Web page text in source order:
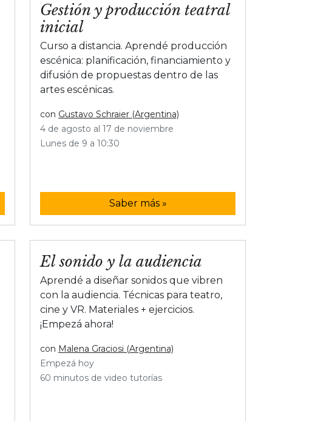
Gestión y producción teatral
inicial
Curso a distancia. Aprendé producción
escénica: planificación, financiamiento y
difusión de propuestas dentro de las
artes escénicas.
con Gustavo Schraier (Argentina)
4 de agosto al 17 de noviembre
Lunes de 9 a 10:30
Saber más »
El sonido y la audiencia
Aprendé a diseñar sonidos que vibren
con la audiencia. Técnicas para teatro,
cine y VR. Materiales + ejercicios.
¡Empezá ahora!
con Malena Graciosi (Argentina)
Empezá hoy
60 minutos de video tutorías